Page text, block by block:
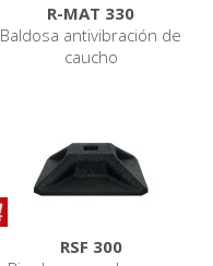
R-MAT 330
Baldosa antivibración de
caucho
RSF 300